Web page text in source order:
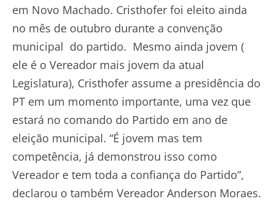
em Novo Machado. Cristhofer foi eleito ainda
no mês de outubro durante a convenção
municipal do partido. Mesmo ainda jovem (
ele é o Vereador mais jovem da atual
Legislatura), Cristhofer assume a presidência do
PT em um momento importante, uma vez que
estará no comando do Partido em ano de
eleição municipal. “É jovem mas tem
competência, já demonstrou isso como
Vereador e tem toda a confiança do Partido”,
declarou o também Vereador Anderson Moraes.